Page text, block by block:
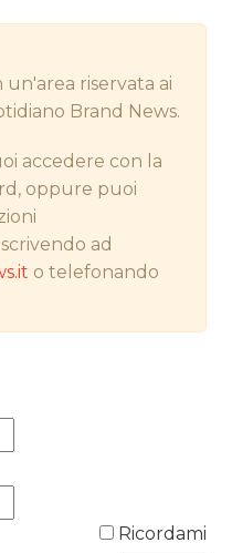
riservata ai
Brand News.
accedere con la
oppure puoi
ad
o telefonando
Ricordami